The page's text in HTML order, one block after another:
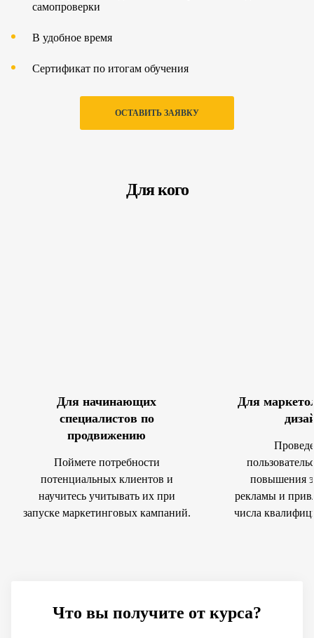
самопроверки
В удобное время
Сертификат по итогам обучения
ОСТАВИТЬ ЗАЯВКУ
Для кого
Для начинающих
специалистов по
продвижению
Поймете потребности
потенциальных клиентов и
научитесь учитывать их при
запуске маркетинговых кампаний.
Для
повышения
рекламы и
числа
Что вы получите от курса?